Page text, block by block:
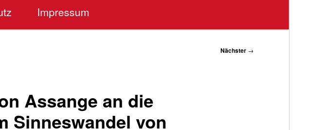
Impressum
Nächster →
Assange an die
Sinneswandel von